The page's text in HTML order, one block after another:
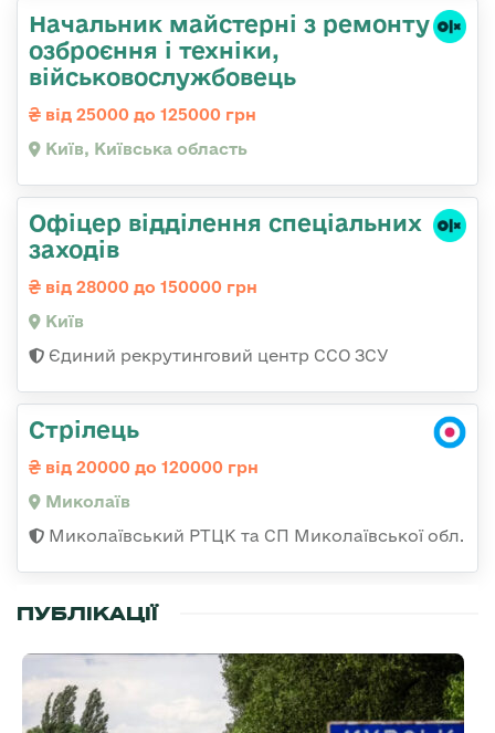
Начальник майстеpні з ремонту
озбpоєння і техніки,
військовослужбовець
від 25000 до 125000 грн
Київ, Київська область
Офіцер відділення спеціальних
заходів
від 28000 до 150000 грн
Київ
Єдиний рекрутинговий центр ССО ЗСУ
Стрілець
від 20000 до 120000 грн
Миколаїв
Миколаївський РТЦК та СП Миколаївської обл.
ПУБЛІКАЦІЇ